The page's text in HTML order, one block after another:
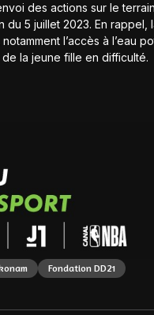
des actions sur le
5 juillet 2023. En rappel,
l’accès à l’eau
la jeune fille en difficulté.
Fondation DD21